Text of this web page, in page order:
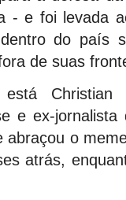
- e foi levada
do país
de suas
Christian
e ex-
abraçou o
atrás,